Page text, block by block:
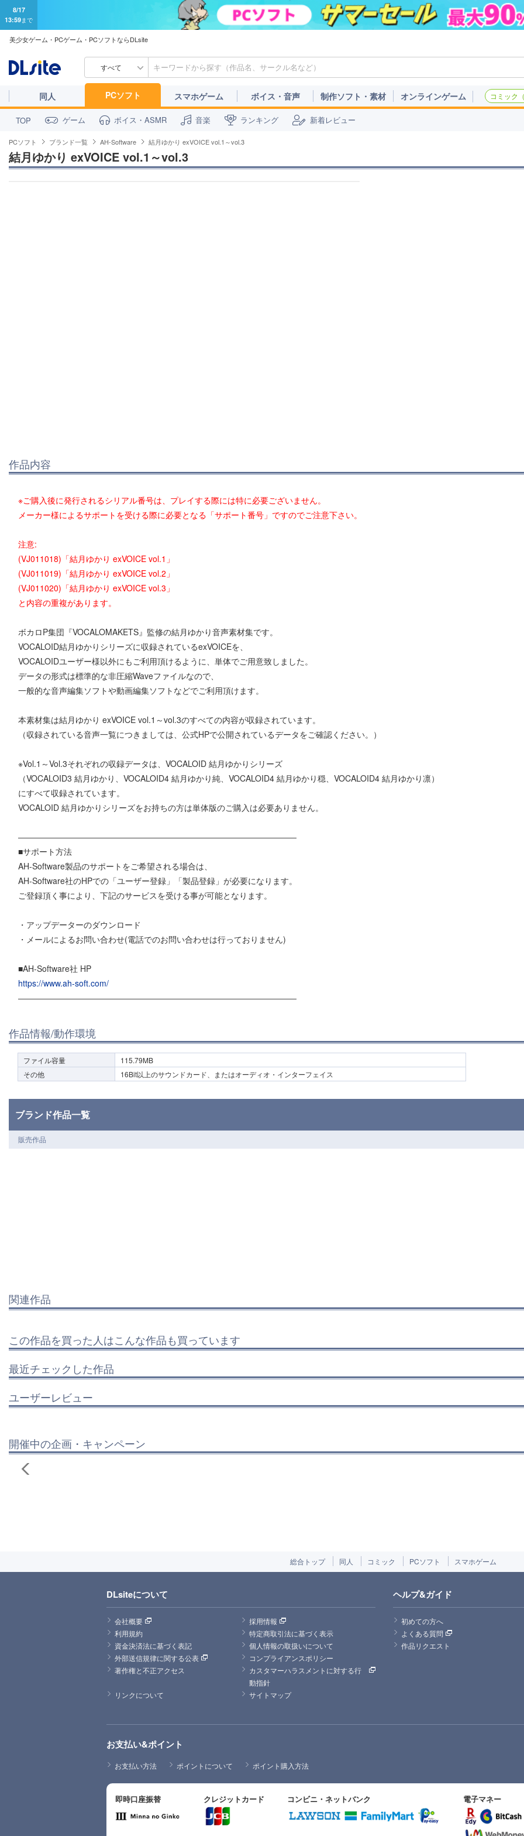
8/17
13:59まで
美少女ゲーム・PCゲーム・PCソフトならDLsite
すべて
同人 PCソフト スマホゲーム ボイス・音声 制作ソフト・素材 オンラインゲーム コミック
TOP ゲーム ボイス・ASMR 音楽 ランキング 新着レビュー
PCソフト ブランド一覧 AH-Software 結月ゆかり exVOICE vol.1～vol.3
結月ゆかり exVOICE vol.1～vol.3
作品内容
※ご購入後に発行されるシリアル番号は、プレイする際には特に必要ございません。
メーカー様によるサポートを受ける際に必要となる「サポート番号」ですのでご注意下さい。
注意:
(VJ011018)「結月ゆかり exVOICE vol.1」
(VJ011019)「結月ゆかり exVOICE vol.2」
(VJ011020)「結月ゆかり exVOICE vol.3」
と内容の重複があります。
ボカロP集団『VOCALOMAKETS』監修の結月ゆかり音声素材集です。
VOCALOID結月ゆかりシリーズに収録されているexVOICEを、
VOCALOIDユーザー様以外にもご利用頂けるように、単体でご用意致しました。
データの形式は標準的な非圧縮Waveファイルなので、
一般的な音声編集ソフトや動画編集ソフトなどでご利用頂けます。
本素材集は結月ゆかり exVOICE vol.1～vol.3のすべての内容が収録されています。
（収録されている音声一覧につきましては、公式HPで公開されているデータをご確認ください。）
※Vol.1～Vol.3それぞれの収録データは、VOCALOID 結月ゆかりシリーズ
（VOCALOID3 結月ゆかり、VOCALOID4 結月ゆかり純、VOCALOID4 結月ゆかり穏、VOCALOID4 結月ゆかり凛）
にすべて収録されています。
VOCALOID 結月ゆかりシリーズをお持ちの方は単体版のご購入は必要ありません。
――――――――――――――――――――――――――――――――――
■サポート方法
AH-Software製品のサポートをご希望される場合は、
AH-Software社のHPでの「ユーザー登録」「製品登録」が必要になります。
ご登録頂く事により、下記のサービスを受ける事が可能となります。
・アップデーターのダウンロード
・メールによるお問い合わせ(電話でのお問い合わせは行っておりません)
■AH-Software社 HP
https://www.ah-soft.com/
――――――――――――――――――――――――――――――――――
作品情報/動作環境
ファイル容量
115.79MB
その他
16Bit以上のサウンドカード、またはオーディオ・インターフェイス
ブランド作品一覧
販売作品
関連作品
この作品を買った人はこんな作品も買っています
最近チェックした作品
ユーザーレビュー
開催中の企画・キャンペーン
総合トップ 同人 コミック PCソフト スマホゲーム
DLsiteについて
会社概要
採用情報
利用規約
特定商取引法に基づく表示
資金決済法に基づく表記
個人情報の取扱いについて
外部送信規律に関する公表
コンプライアンスポリシー
著作権と不正アクセス
カスタマーハラスメントに対する行
動指針
リンクについて
サイトマップ
ヘルプ&ガイド
初めての方へ
よくある質問
作品リクエスト
お支払い&ポイント
お支払い方法 ポイントについて ポイント購入方法
即時口座振替 クレジットカード コンビニ・ネットバンク 電子マネー